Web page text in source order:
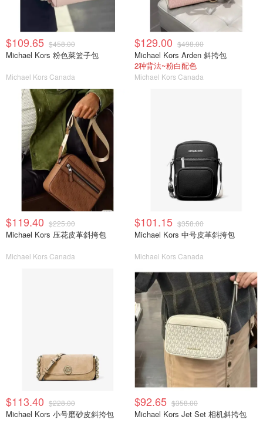
$109.65 $458.00
Michael Kors 粉色菜篮子包
Michael Kors Canada
$129.00 $498.00
Michael Kors Arden 斜挎包
2种背法~粉白配色
Michael Kors Canada
$119.40 $225.00
Michael Kors 压花皮革斜挎包
Michael Kors Canada
$101.15 $358.00
Michael Kors 中号皮革斜挎包
Michael Kors Canada
$113.40 $228.00
Michael Kors 小号磨砂皮斜挎包
$92.65 $358.00
Michael Kors Jet Set 相机斜挎包